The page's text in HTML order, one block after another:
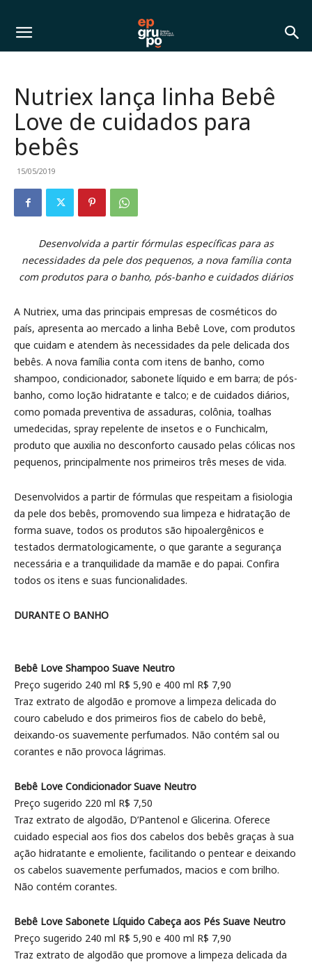
Nutriex lança linha Bebê
Love de cuidados para
bebês
15/05/2019
Desenvolvida a partir fórmulas específicas para as
necessidades da pele dos pequenos, a nova família conta
com produtos para o banho, pós-banho e cuidados diários
A Nutriex, uma das principais empresas de cosméticos do
país, apresenta ao mercado a linha Bebê Love, com produtos
que cuidam e atendem às necessidades da pele delicada dos
bebês. A nova família conta com itens de banho, como
shampoo, condicionador, sabonete líquido e em barra; de pós-
banho, como loção hidratante e talco; e de cuidados diários,
como pomada preventiva de assaduras, colônia, toalhas
umedecidas, spray repelente de insetos e o Funchicalm,
produto que auxilia no desconforto causado pelas cólicas nos
pequenos, principalmente nos primeiros três meses de vida.
Desenvolvidos a partir de fórmulas que respeitam a fisiologia
da pele dos bebês, promovendo sua limpeza e hidratação de
forma suave, todos os produtos são hipoalergênicos e
testados dermatologicamente, o que garante a segurança
necessária e a tranquilidade da mamãe e do papai. Confira
todos os itens e suas funcionalidades.
DURANTE O BANHO
Bebê Love Shampoo Suave Neutro
Preço sugerido 240 ml R$ 5,90 e 400 ml R$ 7,90
Traz extrato de algodão e promove a limpeza delicada do
couro cabeludo e dos primeiros fios de cabelo do bebê,
deixando-os suavemente perfumados. Não contém sal ou
corantes e não provoca lágrimas.
Bebê Love Condicionador Suave Neutro
Preço sugerido 220 ml R$ 7,50
Traz extrato de algodão, D’Pantenol e Glicerina. Oferece
cuidado especial aos fios dos cabelos dos bebês graças à sua
ação hidratante e emoliente, facilitando o pentear e deixando
os cabelos suavemente perfumados, macios e com brilho.
Não contém corantes.
Bebê Love Sabonete Líquido Cabeça aos Pés Suave Neutro
Preço sugerido 240 ml R$ 5,90 e 400 ml R$ 7,90
Traz extrato de algodão que promove a limpeza delicada da